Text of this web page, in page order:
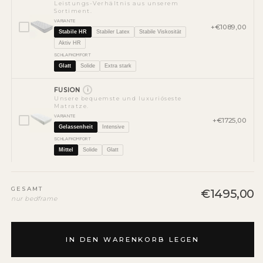
Leistungs-Verhältnis aus unserem
Sortiment.
VARIANTE
Stabile HR Stabiler Latex
Stabile Viskosität
Aktiv HR
SCHLAFKOMFORT
Glatt Solide Extra stark
+€1089,00
FUSION i
Unsere bequemste und luxuriöseste
Matratze.
VARIANTE
Gelassenheit Intensive
SCHLAFKOMFORT
Mittel Solide Glatt
+€1725,00
GESAMT
nur bedframe
€1495,00
IN DEN WARENKORB LEGEN